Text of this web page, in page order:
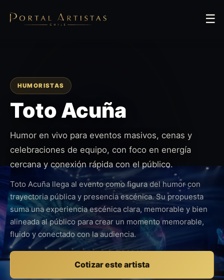
☰
HUMORISTAS
Toto Acuña
Humor en vivo para eventos masivos, cenas y
celebraciones de equipo, con foco en energía
cercana y conexión rápida con el público.
Toto Acuña llega al evento como figura del humor con
trayectoria pública y presencia escénica. Su propuesta
suma una experiencia escénica clara, memorable y bien
alineada al público para crear un momento memorable,
fluido y conectado con la audiencia.
Cotizar este artista